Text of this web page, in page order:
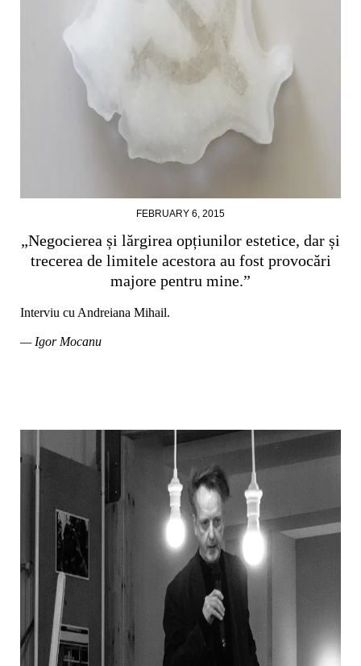
FEBRUARY 6, 2015
„Negocierea și lărgirea opțiunilor estetice, dar și
trecerea de limitele acestora au fost provocări
majore pentru mine.”
Interviu cu Andreiana Mihail.
— Igor Mocanu